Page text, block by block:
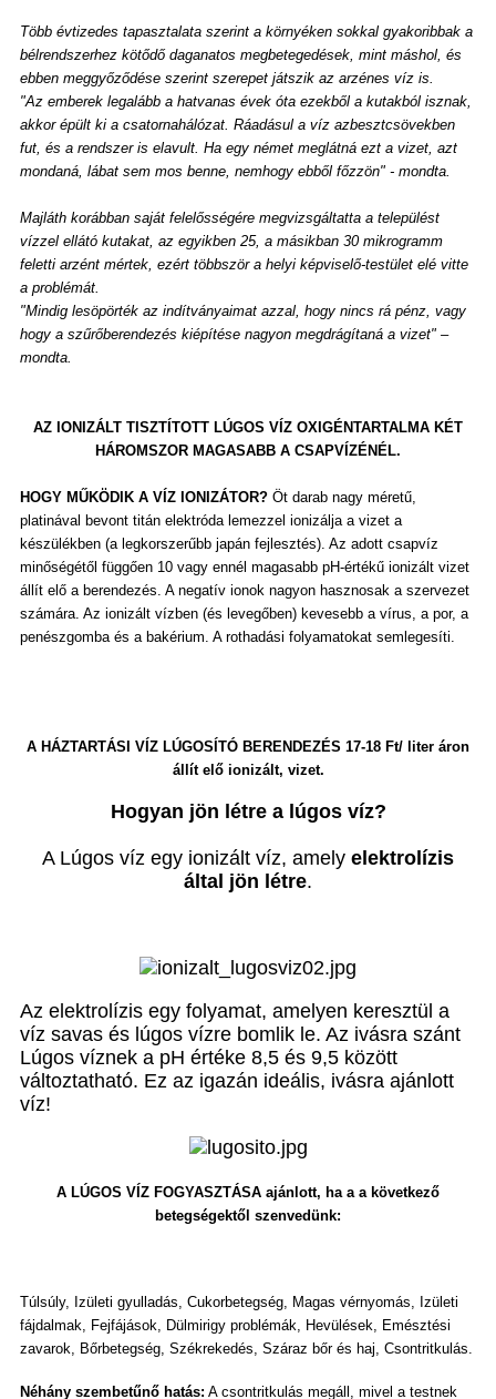
Több évtizedes tapasztalata szerint a környéken sokkal gyakoribbak a
bélrendszerhez kötődő daganatos megbetegedések, mint máshol, és
ebben meggyőződése szerint szerepet játszik az arzénes víz is.
"Az emberek legalább a hatvanas évek óta ezekből a kutakból isznak,
akkor épült ki a csatornahálózat. Ráadásul a víz azbesztcsövekben
fut, és a rendszer is elavult. Ha egy német meglátná ezt a vizet, azt
mondaná, lábat sem mos benne, nemhogy ebből főzzön" - mondta.
Majláth korábban saját felelősségére megvizsgáltatta a települést
vízzel ellátó kutakat, az egyikben 25, a másikban 30 mikrogramm
feletti arzént mértek, ezért többször a helyi képviselő-testület elé vitte
a problémát.
"Mindig lesöpörték az indítványaimat azzal, hogy nincs rá pénz, vagy
hogy a szűrőberendezés kiépítése nagyon megdrágítaná a vizet" –
mondta.
AZ IONIZÁLT TISZTÍTOTT LÚGOS VÍZ OXIGÉNTARTALMA KÉT
HÁROMSZOR MAGASABB A CSAPVÍZÉNÉL.
HOGY MŰKÖDIK A VÍZ IONIZÁTOR? Öt darab nagy méretű,
platinával bevont titán elektróda lemezzel ionizálja a vizet a
készülékben (a legkorszerűbb japán fejlesztés). Az adott csapvíz
minőségétől függően 10 vagy ennél magasabb pH-értékű ionizált vizet
állít elő a berendezés. A negatív ionok nagyon hasznosak a szervezet
számára. Az ionizált vízben (és levegőben) kevesebb a vírus, a por, a
penészgomba és a bakérium. A rothadási folyamatokat semlegesíti.
A HÁZTARTÁSI VÍZ LÚGOSÍTÓ BERENDEZÉS 17-18 Ft/ liter áron
állít elő ionizált, vizet.
Hogyan jön létre a lúgos víz?
A Lúgos víz egy ionizált víz, amely elektrolízis
által jön létre.
Az elektrolízis egy folyamat, amelyen keresztül a
víz savas és lúgos vízre bomlik le. Az ivásra szánt
Lúgos víznek a pH értéke 8,5 és 9,5 között
változtatható. Ez az igazán ideális, ivásra ajánlott
víz!
A LÚGOS VÍZ FOGYASZTÁSA ajánlott, ha a a következő
betegségektől szenvedünk:
Túlsúly, Izületi gyulladás, Cukorbetegség, Magas vérnyomás, Izületi
fájdalmak, Fejfájások, Dülmirigy problémák, Hevülések, Emésztési
zavarok, Bőrbetegség, Székrekedés, Száraz bőr és haj, Csontritkulás.
Néhány szembetűnő hatás: A csontritkulás megáll, mivel a testnek